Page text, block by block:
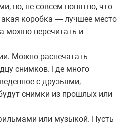
но, не совсем понятно, что
коробка — лучшее место
можно перечитать и
Можно распечатать
снимков. Где много
с друзьями,
снимки из прошлых или
или музыкой. Пусть